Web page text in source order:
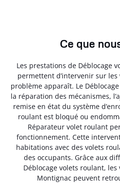
Ce que
Les prestations de Déblocage
permettent d’intervenir sur les
problème apparaît. Le
la réparation des mécanismes,
remise en état du système
roulant est bloqué ou
Réparateur volet roulant
fonctionnement. Cette
habitations avec des volets
des occupants. Grâce aux
Déblocage volets roulant,
Montignac peuvent